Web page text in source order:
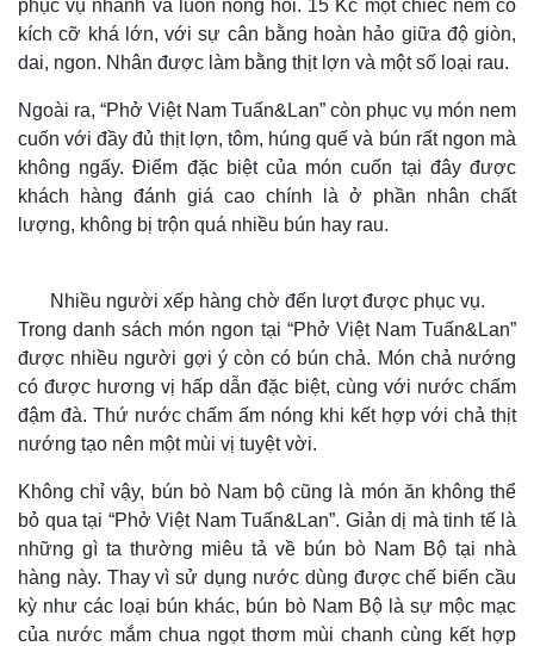
Kinh tế
Khởi nghiệp
Thị trường
Tiêu dùng
Tỷ giá
Chứng khoán
Giá cà phê
phục vụ nhanh và luôn nóng hổi. 15 Kč một chiếc nem có
kích cỡ khá lớn, với sự cân bằng hoàn hảo giữa độ giòn,
dai, ngon. Nhân được làm bằng thịt lợn và một số loại rau.
Ngoài ra, “Phở Việt Nam Tuấn&Lan” còn phục vụ món nem
cuốn với đầy đủ thịt lợn, tôm, húng quế và bún rất ngon mà
không ngấy. Điểm đặc biệt của món cuốn tại đây được
khách hàng đánh giá cao chính là ở phần nhân chất
lượng, không bị trộn quá nhiều bún hay rau.
Nhiều người xếp hàng chờ đến lượt được phục vụ.
Trong danh sách món ngon tại “Phở Việt Nam Tuấn&Lan”
được nhiều người gợi ý còn có bún chả. Món chả nướng
có được hương vị hấp dẫn đặc biệt, cùng với nước chấm
đậm đà. Thứ nước chấm ấm nóng khi kết hợp với chả thịt
nướng tạo nên một mùi vị tuyệt vời.
Không chỉ vậy, bún bò Nam bộ cũng là món ăn không thể
bỏ qua tại “Phở Việt Nam Tuấn&Lan”. Giản dị mà tinh tế là
những gì ta thường miêu tả về bún bò Nam Bộ tại nhà
hàng này. Thay vì sử dụng nước dùng được chế biến cầu
kỳ như các loại bún khác, bún bò Nam Bộ là sự mộc mạc
của nước mắm chua ngọt thơm mùi chanh cùng kết hợp